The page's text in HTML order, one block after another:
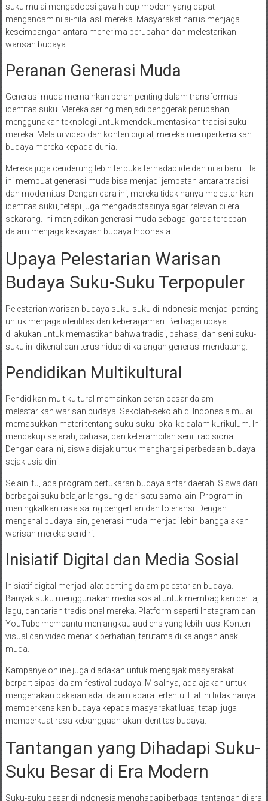
suku mulai mengadopsi gaya hidup modern yang dapat
mengancam nilai-nilai asli mereka. Masyarakat harus menjaga
keseimbangan antara menerima perubahan dan melestarikan
warisan budaya.
Peranan Generasi Muda
Generasi muda memainkan peran penting dalam transformasi
identitas suku. Mereka sering menjadi penggerak perubahan,
menggunakan teknologi untuk mendokumentasikan tradisi suku
mereka. Melalui video dan konten digital, mereka memperkenalkan
budaya mereka kepada dunia.
Mereka juga cenderung lebih terbuka terhadap ide dan nilai baru. Hal
ini membuat generasi muda bisa menjadi jembatan antara tradisi
dan modernitas. Dengan cara ini, mereka tidak hanya melestarikan
identitas suku, tetapi juga mengadaptasinya agar relevan di era
sekarang. Ini menjadikan generasi muda sebagai garda terdepan
dalam menjaga kekayaan budaya Indonesia.
Upaya Pelestarian Warisan
Budaya Suku-Suku Terpopuler
Pelestarian warisan budaya suku-suku di Indonesia menjadi penting
untuk menjaga identitas dan keberagaman. Berbagai upaya
dilakukan untuk memastikan bahwa tradisi, bahasa, dan seni suku-
suku ini dikenal dan terus hidup di kalangan generasi mendatang.
Pendidikan Multikultural
Pendidikan multikultural memainkan peran besar dalam
melestarikan warisan budaya. Sekolah-sekolah di Indonesia mulai
memasukkan materi tentang suku-suku lokal ke dalam kurikulum. Ini
mencakup sejarah, bahasa, dan keterampilan seni tradisional.
Dengan cara ini, siswa diajak untuk menghargai perbedaan budaya
sejak usia dini.
Selain itu, ada program pertukaran budaya antar daerah. Siswa dari
berbagai suku belajar langsung dari satu sama lain. Program ini
meningkatkan rasa saling pengertian dan toleransi. Dengan
mengenal budaya lain, generasi muda menjadi lebih bangga akan
warisan mereka sendiri.
Inisiatif Digital dan Media Sosial
Inisiatif digital menjadi alat penting dalam pelestarian budaya.
Banyak suku menggunakan media sosial untuk membagikan cerita,
lagu, dan tarian tradisional mereka. Platform seperti Instagram dan
YouTube membantu menjangkau audiens yang lebih luas. Konten
visual dan video menarik perhatian, terutama di kalangan anak
muda.
Kampanye online juga diadakan untuk mengajak masyarakat
berpartisipasi dalam festival budaya. Misalnya, ada ajakan untuk
mengenakan pakaian adat dalam acara tertentu. Hal ini tidak hanya
memperkenalkan budaya kepada masyarakat luas, tetapi juga
memperkuat rasa kebanggaan akan identitas budaya.
Tantangan yang Dihadapi Suku-
Suku Besar di Era Modern
Suku-suku besar di Indonesia menghadapi berbagai tantangan di era